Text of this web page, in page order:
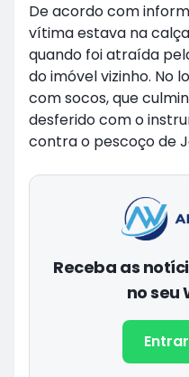
De acordo com
vítima estava na
quando foi atraída
do imóvel vizinho. No
com socos, que
desferido com o
contra o pescoço de
Receba as
no seu